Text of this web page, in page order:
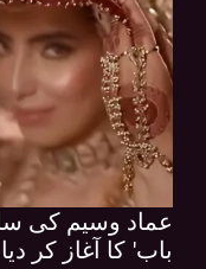
عماد وسیم کی
باب' کا آغاز کر دیا